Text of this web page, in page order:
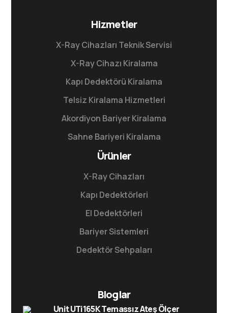
Hizmetler
X-Ray Cihazları Teknik Servisi
X-Ray Cihazı Kiralama
Kapı Dedektörü Kiralama
Telsiz Kiralama Hizmetleri
Akordiyon Bariyer Kiralama
Sahne Bariyeri Kiralama
Ürünler
X-Ray Cihazları
Kapı Dedektörleri
El Dedektörleri
Bariyer Sistemleri
Dedektör Sehpaları
Bloglar
Unit UTi165K Temassız Ateş Ölçer